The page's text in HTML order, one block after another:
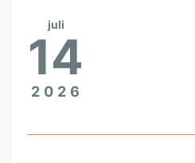
T
L
E
B
juli
14
2026